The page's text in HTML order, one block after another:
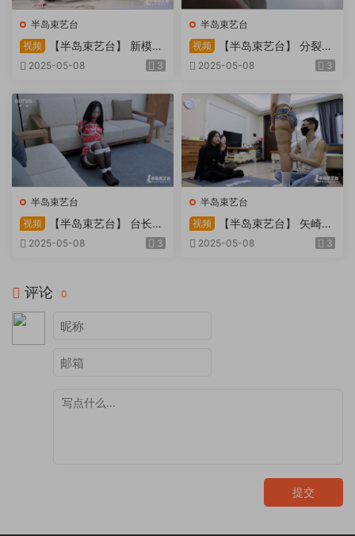
半岛束艺台
视频
【半岛束艺台】 新模奎
因试镜，宛如阿紫再现
2025-05-08 3
半岛束艺台
视频
【半岛束艺台】 分裂的
快感：捆绑检阅式，车顶冷风
天。过路车辆..
2025-05-08 3
半岛束艺台
视频
【半岛束艺台】 台长不
在的时候
2025-05-08 3
半岛束艺台
视频
【半岛束艺台】 矢崎
泽爱 世界上运气最差的女孩
2025-05-08 3
评论 0
提交